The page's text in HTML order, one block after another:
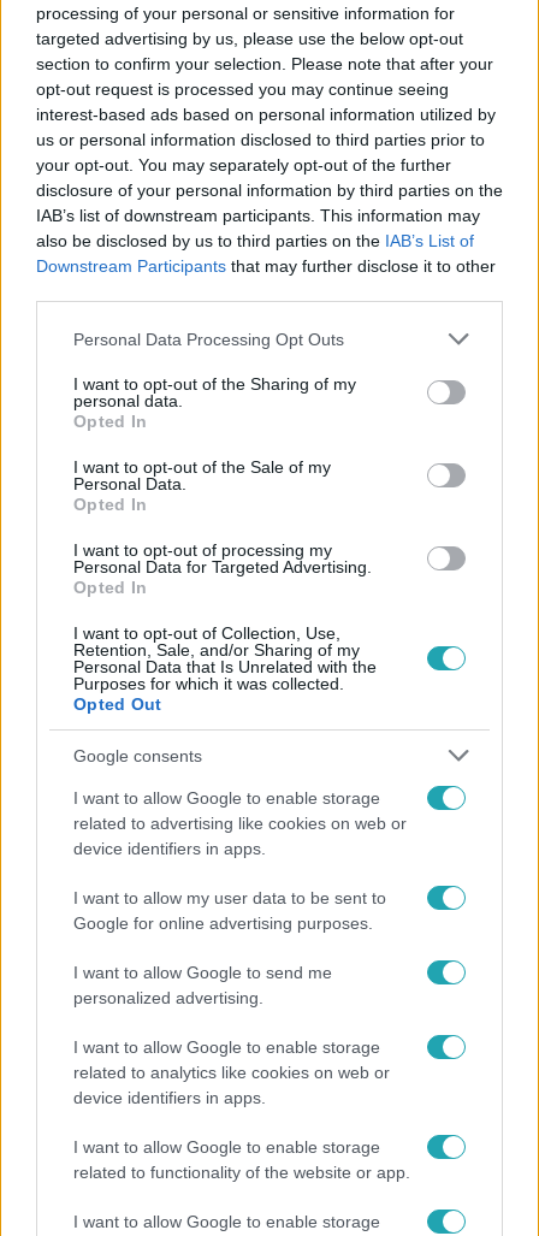
processing of your personal or sensitive information for
targeted advertising by us, please use the below opt-out
section to confirm your selection. Please note that after your
opt-out request is processed you may continue seeing
interest-based ads based on personal information utilized by
us or personal information disclosed to third parties prior to
your opt-out. You may separately opt-out of the further
disclosure of your personal information by third parties on the
IAB’s list of downstream participants. This information may
also be disclosed by us to third parties on the IAB’s List of
Downstream Participants that may further disclose it to other
Please note that this website/app uses one or more Google
not limited to your visit or usage behaviour. You may click to
grant or deny consent to Google and its third-party tags to
use your data for below specified purposes in below Google
consent section.
Personal Data Processing Opt Outs
I want to opt-out of the Sharing of my
personal data.
Opted In
I want to opt-out of the Sale of my
Personal Data.
Opted In
I want to opt-out of processing my
Personal Data for Targeted Advertising.
Opted In
I want to opt-out of Collection, Use,
Retention, Sale, and/or Sharing of my
Personal Data that Is Unrelated with the
Purposes for which it was collected.
Opted Out
Google consents
I want to allow Google to enable storage
related to advertising like cookies on web or
device identifiers in apps.
I want to allow my user data to be sent to
Google for online advertising purposes.
I want to allow Google to send me
personalized advertising.
I want to allow Google to enable storage
related to analytics like cookies on web or
device identifiers in apps.
I want to allow Google to enable storage
related to functionality of the website or app.
I want to allow Google to enable storage
Facebookon is!
#REGGELI #RTL # RTL KLUB # ADÁSRÉSZLETEK
# SIMON KRISZTIÁN
Népszerű
"Nekem ő volt a herceg fehér lovon" - Széphalmi
Juliska nem bánja, hogy hozzáment Sánta Lacihoz